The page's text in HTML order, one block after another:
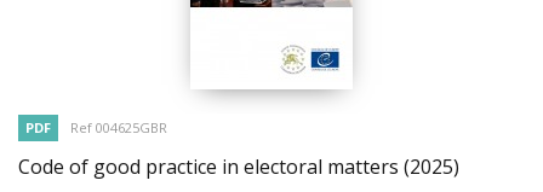
PDF Ref 004625GBR
Code of good practice in electoral matters (2025)